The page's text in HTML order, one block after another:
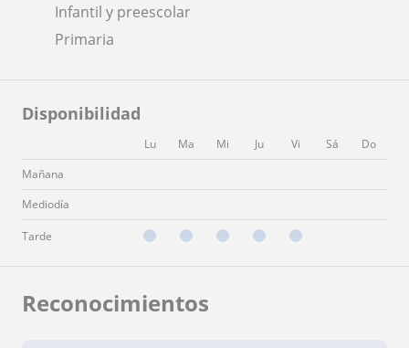
Infantil y preescolar
Primaria
Disponibilidad
Lu Ma Mi Ju Vi Sá
Do
Mañana
Mediodía
Tarde
Reconocimientos